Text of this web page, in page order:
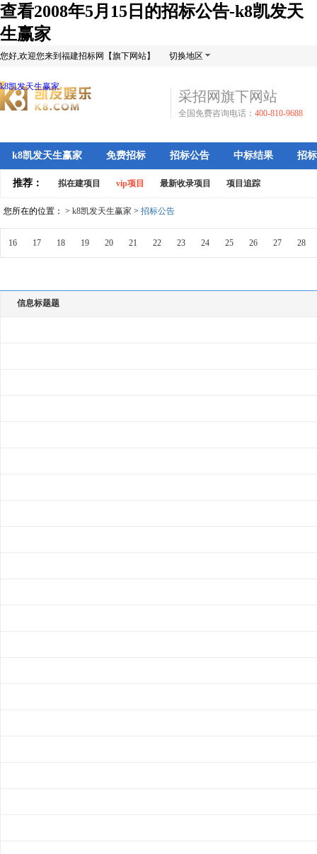
查看2008年5月15日的招标公告-k8凯发天
生赢家
您好,欢迎您来到福建招标网【旗下网站】 切换地区
k8凯发天生赢家
采招网旗下网站
全国免费咨询电话： 400-810-9688
k8凯发天生赢家 免费招标 招标公告 中标结果 招
推荐： 拟在建项目 vip项目 最新收录项目 项目追踪
您所在的位置： > k8凯发天生赢家 > 招标公告
16 17 18 19 20 21 22 23 24 25 26 27 28
信息标题题